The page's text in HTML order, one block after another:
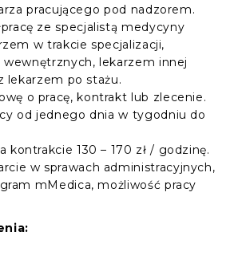
pracującego pod nadzorem.
ze specjalistą medycyny
w trakcie specjalizacji,
lekarzem innej
lekarzem po stażu.
o pracę, kontrakt lub zlecenie.
od jednego dnia w tygodniu do
kontrakcie 130 – 170 zł / godzinę.
w sprawach administracyjnych,
mMedica, możliwość pracy